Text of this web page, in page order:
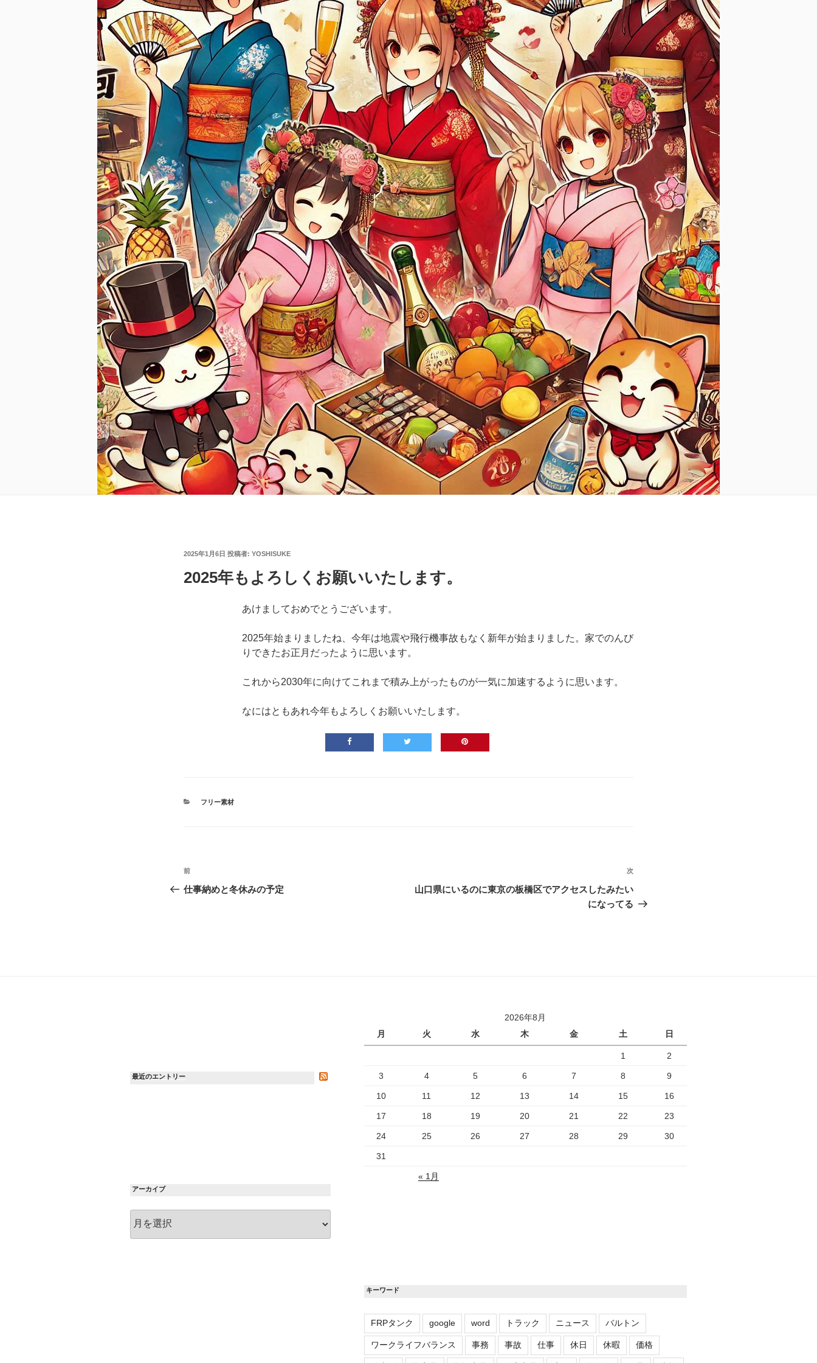
投
日:
2025年1月6日 投稿者: YOSHISUKE
2025年もよろしくお願いいたします。
あけましておめでとうございます。
2025年始まりましたね、今年は地震や飛行機事故もなく新年が始まりました。家でのんび
りできたお正月だったように思います。
これから2030年に向けてこれまで積み上がったものが一気に加速するように思います。
なにはともあれ今年もよろしくお願いいたします。
カ
フリー素材
投
稿
過
去
前
仕事納めと冬休みの予定
次
投
次
山口県にいるのに東京の板橋区でアクセスしたみたい
になってる
最近のエントリー
アーカイブ
ー
2026年8月
月
火 水 木 金 土 日
1 2
3 4 5 6 7 8 9
10 11 12 13 14 15 16
17 18 19 20 21 22 23
24 25 26 27 28 29 30
31
« 1月
キーワード
FRPタンク google word トラック ニュース バルトン
ワークライフバランス 事務 事故 仕事 休日 休暇 価格